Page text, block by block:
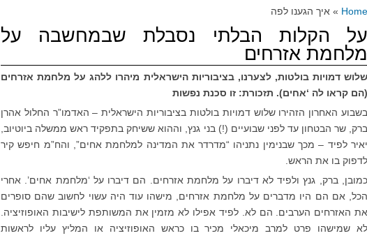
Home » איך הגענו לפה
על הקלות הבלתי נסבלת שבמחשבה על
מלחמת אזרחים
שלוש דמויות בולטות, לצערנו, בציבוריות הישראלית מיהרו ללהג על מלחמת אזרחים
(הם קראו לה ‘אחים). תזכורת: זו סכנת נפשות
בשבוע האחרון הזהירו שלוש דמויות בולטות בציבוריות הישראלית – האדמו”ר החלול אהרן
ברק, שר הבטחון עד לפני שבועיים (!) בני גנץ, וההוא ששיחק בתפקיד ראש ממשלה ביוטיוב,
יאיר לפיד – מכך שבנימין נתניהו “מדרדר את המדינה למלחמת אחים”, והח”מ חיפש קיר
לדפוק בו את הראש.
כמובן, ברק, גנץ ולפיד לא דיברו על מלחמת אזרחים. הם דיברו על ‘מלחמת אחים’. אחרי
הכל, אם הם היו מדברים על מלחמת אזרחים, מישהו עוד היה עשוי לחשוב שהם סופרים
את האזרחים הערבים. הם לא. לפיד אפילו לא מזמין את המשותפת לישיבות האופוזיציה.
לא שמישהו פרט למרב מיכאלי מכיר בו כראש האופוזיציה או המליץ עליו לראשות